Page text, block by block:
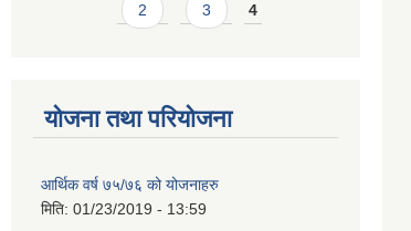
2 3 4
योजना तथा परियोजना
आर्थिक वर्ष ७५/७६ को योजनाहरु
मिति: 01/23/2019 - 13:59